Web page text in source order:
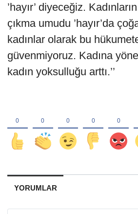
’hayır’ diyeceğiz.
çıkma umudu ’hayır’da
kadınlar olarak bu
güvenmiyoruz. Kadına
kadın yoksulluğu arttı.’’
YORUMLAR